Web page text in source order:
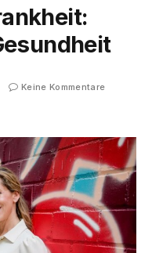
Keine Kommentare